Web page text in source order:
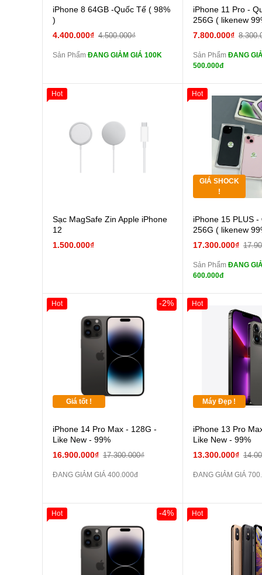
Cường lực 10D full
màn
tai nghe iPhone 6S
các Phụ Kiện Khác
iPhone 8 64GB -Quốc Tế ( 98%
)
4.400.000₫ 4.500.000₫
Sản Phẩm ĐANG GIẢM GIÁ 100K
màn
tai
Pin
các Phụ Kiện Khác
iPhone 11 Pro -
256G ( likenew
7.800.000₫
Sản Phẩm ĐANG
500.000đ
Sạc MagSafe Zin Apple iPhone
12
1.500.000₫
Hot
GIÁ SHOCK
!
Giảm 100.000đ
Tặng
màn
tai
Pin
các Phụ Kiện Khác
iPhone 15 PLUS -
256G ( likenew
17.300.000₫
Sản Phẩm ĐANG
600.000đ
Hot
Giá tốt !
iPhone 14 Pro Max - 128G -
Like New - 99%
16.900.000₫ 17.300.000₫
-2%
ĐANG GIẢM GIÁ 400.000đ
Hot
Máy Đẹp !
iPhone 13 Pro
Like New - 99%
13.300.000₫
ĐANG GIẢM GIÁ
Hot
-4%
Hot
Giảm 100.000đ
Hot